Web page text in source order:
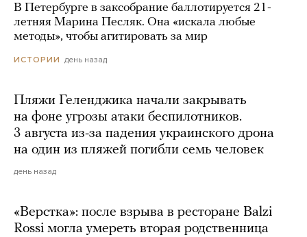
В Петербурге в заксобрание баллотируется 21-
летняя Марина Песляк. Она «искала любые
методы», чтобы агитировать за мир
ИСТОРИИ день назад
Пляжи Геленджика начали закрывать
на фоне угрозы атаки беспилотников.
3 августа из-за падения украинского дрона
на один из пляжей погибли семь человек
день назад
«Верстка»: после взрыва в ресторане Balzi
Rossi могла умереть вторая родственница